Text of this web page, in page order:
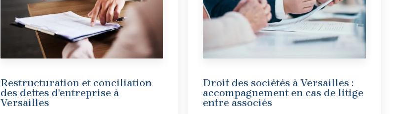
Restructuration et conciliation
des dettes d’entreprise à
Versailles
Droit des sociétés à Versailles :
accompagnement en cas de litige
entre associés